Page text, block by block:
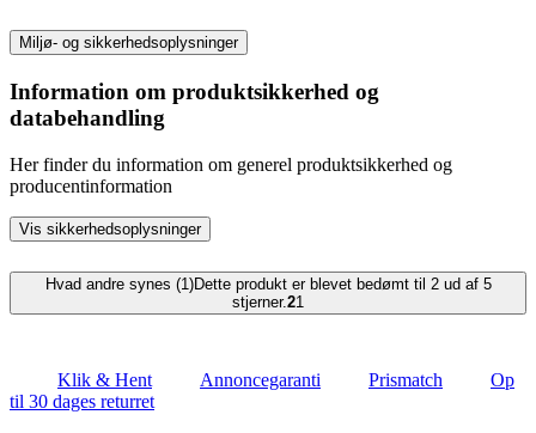
Miljø- og sikkerhedsoplysninger
Information om produktsikkerhed og
databehandling
Her finder du information om generel produktsikkerhed og
producentinformation
Vis sikkerhedsoplysninger
Hvad andre synes (1)Dette produkt er blevet bedømt til 2 ud af 5
stjerner.21
Klik & Hent Annoncegaranti Prismatch
Op
til 30 dages returret